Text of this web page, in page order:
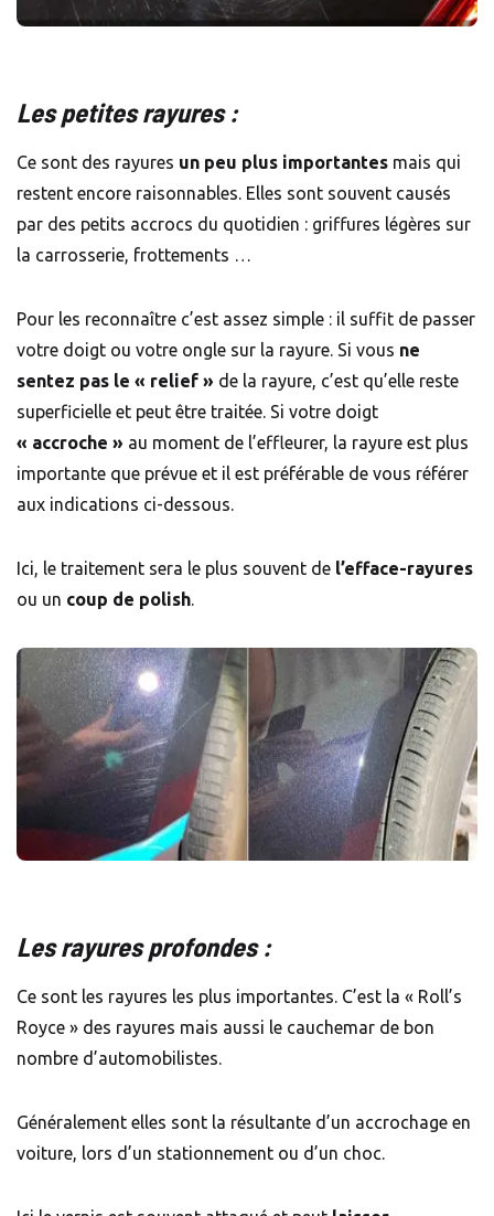
Les petites rayures :
Ce sont des rayures un peu plus importantes mais qui
restent encore raisonnables. Elles sont souvent causés
par des petits accrocs du quotidien : griffures légères sur
la carrosserie, frottements …
Pour les reconnaître c’est assez simple : il suffit de passer
votre doigt ou votre ongle sur la rayure. Si vous ne
sentez pas le « relief » de la rayure, c’est qu’elle reste
superficielle et peut être traitée. Si votre doigt
« accroche » au moment de l’effleurer, la rayure est plus
importante que prévue et il est préférable de vous référer
aux indications ci-dessous.
Ici, le traitement sera le plus souvent de l’efface-rayures
ou un coup de polish.
Les rayures profondes :
Ce sont les rayures les plus importantes. C’est la « Roll’s
Royce » des rayures mais aussi le cauchemar de bon
nombre d’automobilistes.
Généralement elles sont la résultante d’un accrochage en
voiture, lors d’un stationnement ou d’un choc.